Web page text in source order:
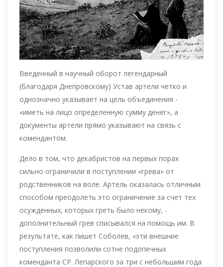
Введенный в научный оборот легендарный
(благодаря Днепровскому) Устав артели четко и
однозначно указывает на цель объединения -
«иметь на лицо определенную сумму денег», а
документы артели прямо указывают на связь с
комендантом.
Дело в том, что декабристов на первых порах
сильно ограничили в поступлении «грева» от
родственников на воле. Артель оказалась отличным
способом преодолеть это ограничение за счет тех
осужденных, которых греть было некому, -
дополнительный грев списывался на помощь им. В
результате, как пишет Соболев, «эти внешние
поступления позволили сотне подопечных
коменданта СР. Лепарского за три с небольшим года